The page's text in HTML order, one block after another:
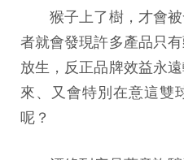
猴子上了樹，才會被
者就會發現許多產品只
放生，反正品牌效益永
來、又會特別在意這雙
呢？